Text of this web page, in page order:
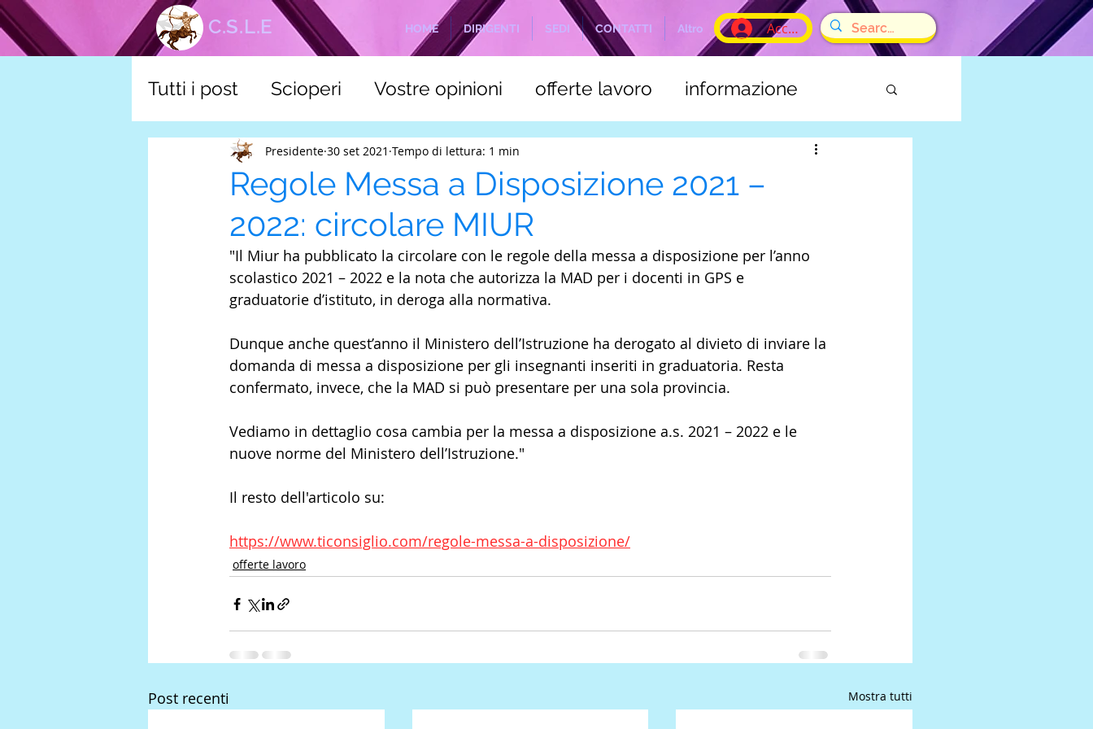
C.S.L.E Accedi
HOME DIRIGENTI SEDI CONTATTI Altro
Tutti i post Scioperi Vostre opinioni offerte lavoro informazione
Tutela scuola C.S.L.E. Marittimi
Regole Messa a Disposizione 2021 –
2022: circolare MIUR
Presidente 30 set 2021 Tempo di lettura: 1 min
"Il Miur ha pubblicato la circolare con le regole della messa a disposizione per l’anno
scolastico 2021 – 2022 e la nota che autorizza la MAD per i docenti in GPS e
graduatorie d’istituto, in deroga alla normativa.
Dunque anche quest’anno il Ministero dell’Istruzione ha derogato al divieto di inviare la
domanda di messa a disposizione per gli insegnanti inseriti in graduatoria. Resta
confermato, invece, che la MAD si può presentare per una sola provincia.
Vediamo in dettaglio cosa cambia per la messa a disposizione a.s. 2021 – 2022 e le
nuove norme del Ministero dell’Istruzione."
Il resto dell'articolo su:
https://www.ticonsiglio.com/regole-messa-a-disposizione/
offerte lavoro
Post recenti Mostra tutti